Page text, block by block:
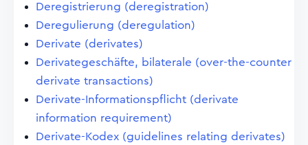
Deregistrierung (deregistration)
Deregulierung (deregulation)
Derivate (derivates)
Derivategeschäfte, bilaterale (over-the-counter
derivate transactions)
Derivate-Informationspflicht (derivate
information requirement)
Derivate-Kodex (guidelines relating derivates)